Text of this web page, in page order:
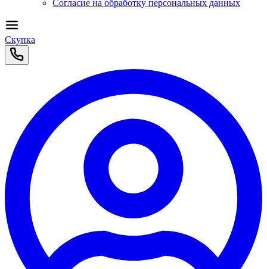
Согласие на обработку персональных данных
Скупка